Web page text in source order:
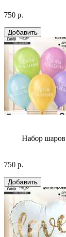
750 р.
Набор
750 р.